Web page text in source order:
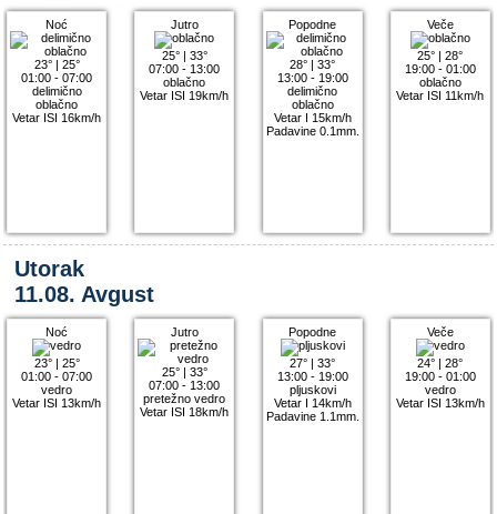
Noć
23°| 25°
01:00 - 07:00
delimično
oblačno
Vetar ISI 16km/h
Jutro
25°| 33°
07:00 - 13:00
oblačno
Vetar ISI 19km/h
Popodne
28° |33°
13:00 - 19:00
delimično
oblačno
Vetar I 15km/h
Padavine 0.1mm.
Veče
25° |28°
19:00 - 01:00
oblačno
Vetar ISI 11km/h
Utorak
11.08. Avgust
Noć
23°| 25°
01:00 - 07:00
vedro
Vetar ISI 13km/h
Jutro
25°| 33°
07:00 - 13:00
pretežno vedro
Vetar ISI 18km/h
Popodne
27° |33°
13:00 - 19:00
pljuskovi
Vetar I 14km/h
Padavine 1.1mm.
Veče
24° |28°
19:00 - 01:00
vedro
Vetar ISI 13km/h